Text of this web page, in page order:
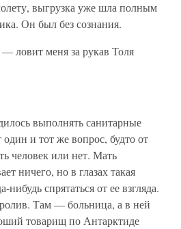
выгрузка уже шла полным
Он был без сознания.
ловит меня за рукав Толя
выполнять санитарные
и тот же вопрос, будто от
человек или нет. Мать
ничего, но в глазах такая
нибудь спрятаться от ее взгляда.
Там — больница, а в ней
товарищ по Антарктиде